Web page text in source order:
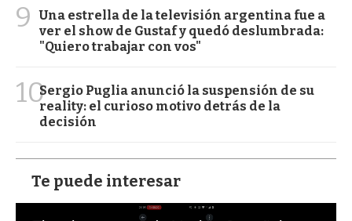
9
Una estrella de la televisión argentina fue a
ver el show de Gustaf y quedó deslumbrada:
"Quiero trabajar con vos"
10Sergio Puglia anunció la suspensión de su
reality: el curioso motivo detrás de la
decisión
Te puede interesar